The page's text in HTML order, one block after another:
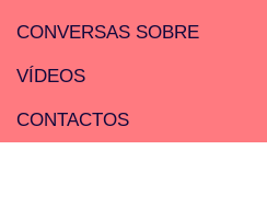
CONVERSAS SOBRE
VÍDEOS
CONTACTOS